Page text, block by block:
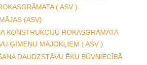
( ASV )
(ASV)
KONSTRUKCIJU ROKASGRĀMATA
ĢIMEŅU MĀJOKĻIEM ( ASV )
DAUDZSTĀVU ĒKU BŪVNIECĪBĀ